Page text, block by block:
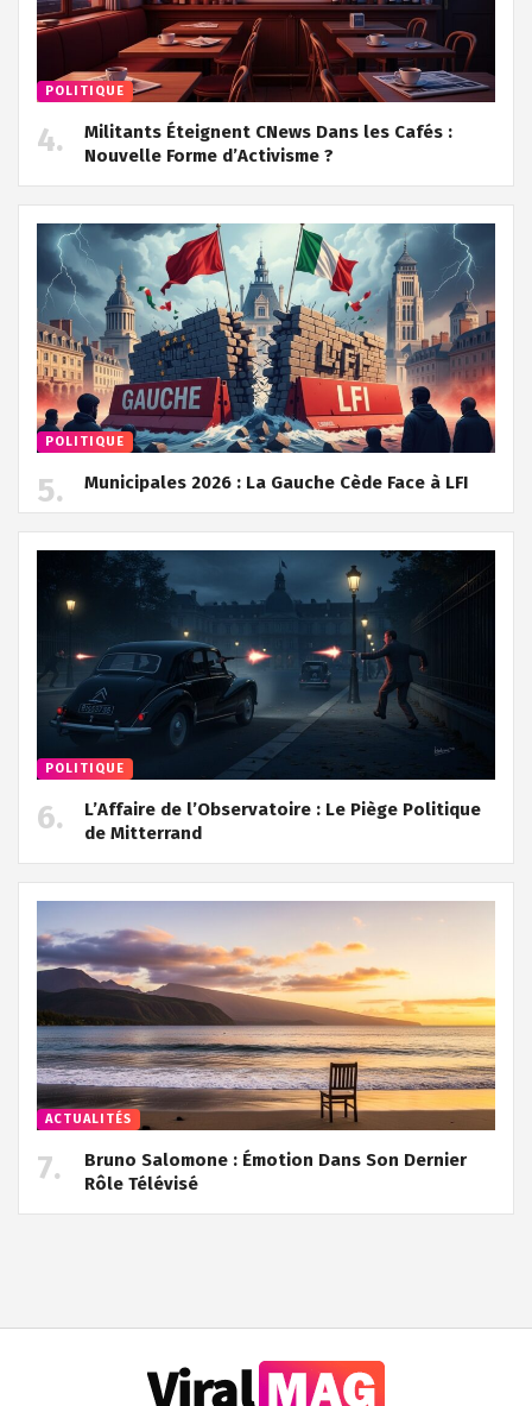
POLITIQUE
Militants Éteignent CNews Dans les Cafés :
Nouvelle Forme d’Activisme ?
POLITIQUE
Municipales 2026 : La Gauche Cède Face à LFI
POLITIQUE
L’Affaire de l’Observatoire : Le Piège Politique
de Mitterrand
ACTUALITÉS
Bruno Salomone : Émotion Dans Son Dernier
Rôle Télévisé